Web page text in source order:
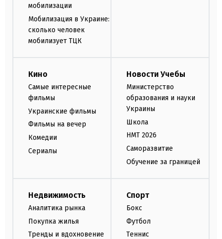
мобилизации
Мобилизация в Украине:
сколько человек
мобилизует ТЦК
Кино
Самые интересные
фильмы
Украинские фильмы
Фильмы на вечер
Комедии
Сериалы
Новости Учебы
Министерство
образования и науки
Украины
Школа
НМТ 2026
Саморазвитие
Обучение за границей
Недвижимость
Аналитика рынка
Покупка жилья
Тренды и вдохновение
Спорт
Бокс
Футбол
Теннис